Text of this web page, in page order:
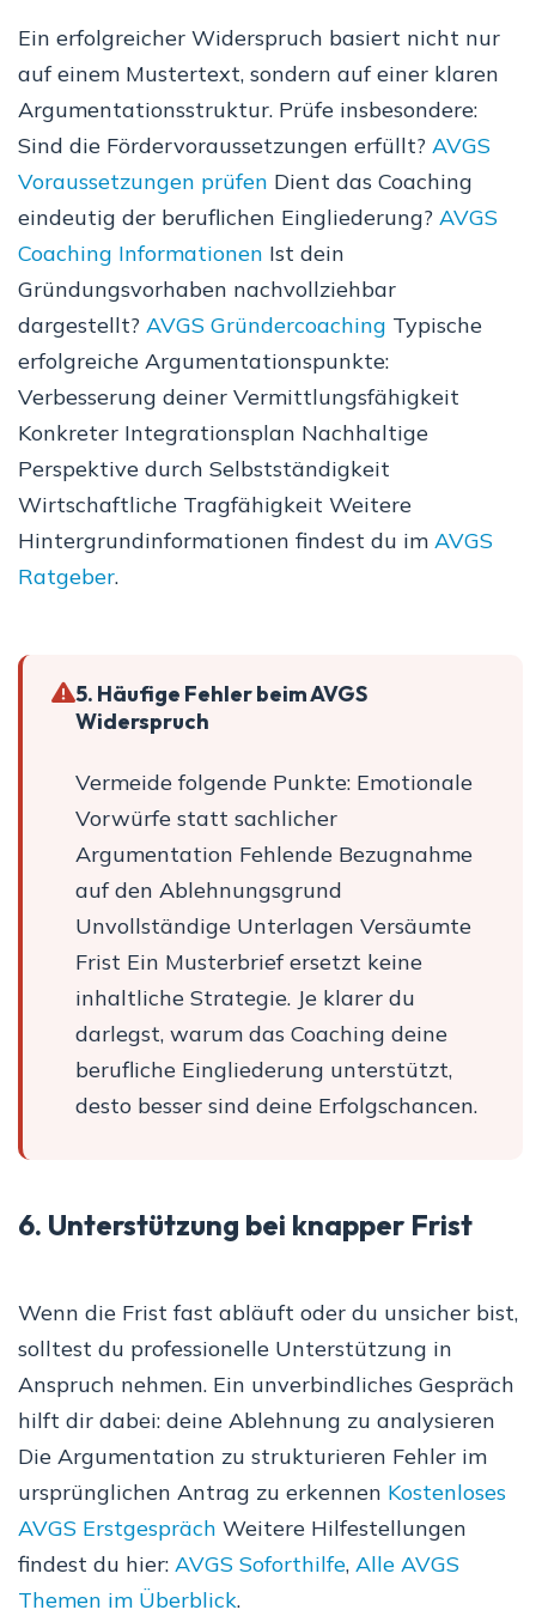
Ein erfolgreicher Widerspruch basiert nicht nur
auf einem Mustertext, sondern auf einer klaren
Argumentationsstruktur. Prüfe insbesondere:
Sind die Fördervoraussetzungen erfüllt? AVGS
Voraussetzungen prüfen Dient das Coaching
eindeutig der beruflichen Eingliederung? AVGS
Coaching Informationen Ist dein
Gründungsvorhaben nachvollziehbar
dargestellt? AVGS Gründercoaching Typische
erfolgreiche Argumentationspunkte:
Verbesserung deiner Vermittlungsfähigkeit
Konkreter Integrationsplan Nachhaltige
Perspektive durch Selbstständigkeit
Wirtschaftliche Tragfähigkeit Weitere
Hintergrundinformationen findest du im AVGS
Ratgeber.
5. Häufige Fehler beim AVGS
Widerspruch
Vermeide folgende Punkte: Emotionale
Vorwürfe statt sachlicher
Argumentation Fehlende Bezugnahme
auf den Ablehnungsgrund
Unvollständige Unterlagen Versäumte
Frist Ein Musterbrief ersetzt keine
inhaltliche Strategie. Je klarer du
darlegst, warum das Coaching deine
berufliche Eingliederung unterstützt,
desto besser sind deine Erfolgschancen.
6. Unterstützung bei knapper Frist
Wenn die Frist fast abläuft oder du unsicher bist,
solltest du professionelle Unterstützung in
Anspruch nehmen. Ein unverbindliches Gespräch
hilft dir dabei: deine Ablehnung zu analysieren
Die Argumentation zu strukturieren Fehler im
ursprünglichen Antrag zu erkennen Kostenloses
AVGS Erstgespräch Weitere Hilfestellungen
findest du hier: AVGS Soforthilfe, Alle AVGS
Themen im Überblick.